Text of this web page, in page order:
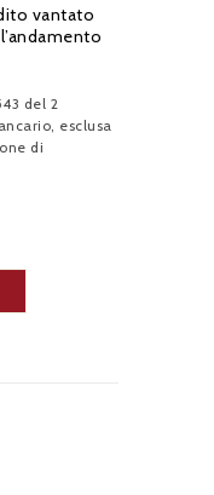
vantato
del 2
esclusa
di